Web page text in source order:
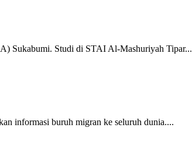
Sukabumi. Studi di STAI Al-Mashuriyah Tipar...
informasi buruh migran ke seluruh dunia....